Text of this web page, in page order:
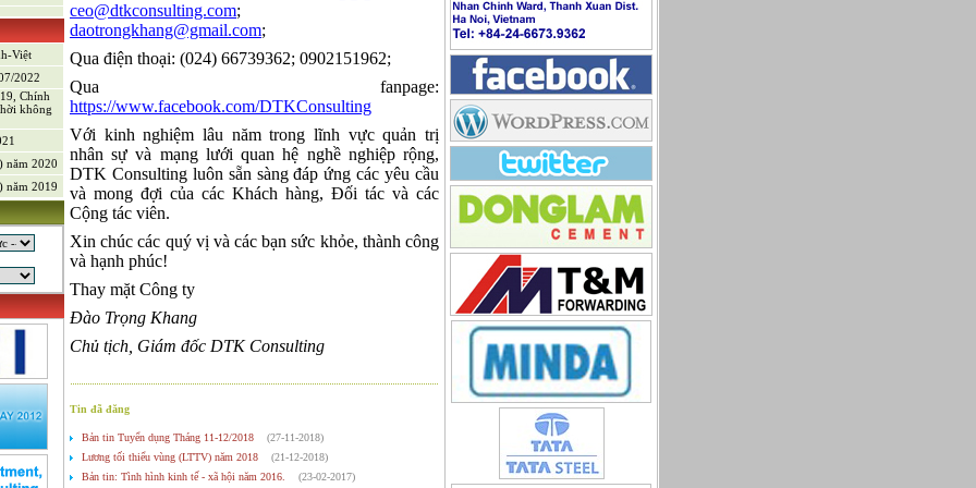
sản
Việt
2022
Chính
không
năm 2020
năm 2019
ceo@dtkconsulting.com;
daotrongkhang@gmail.com;
Qua điện thoại: (024) 66739362; 0902151962;
Qua fanpage:
https://www.facebook.com/DTKConsulting
Với kinh nghiệm lâu năm trong lĩnh vực quản trị
nhân sự và mạng lưới quan hệ nghề nghiệp rộng,
DTK Consulting luôn sẵn sàng đáp ứng các yêu cầu
và mong đợi của các Khách hàng, Đối tác và các
Cộng tác viên.
Xin chúc các quý vị và các bạn sức khỏe, thành công
và hạnh phúc!
Thay mặt Công ty
Đào Trọng Khang
Chủ tịch, Giám đốc DTK Consulting
Tin đã đăng
Bản tin Tuyển dụng Tháng 11-12/2018
(27-11-2018)
Lương tối thiểu vùng (LTTV) năm 2018
(21-12-2018)
Bản tin: Tình hình kinh tế - xã hội năm 2016.
(23-02-2017)